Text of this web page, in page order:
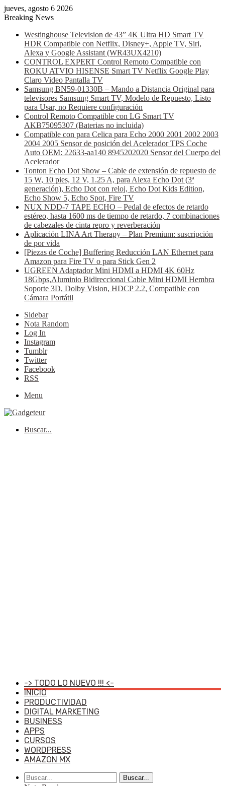
jueves, agosto 6 2026
Breaking News
Westinghouse Television de 43” 4K Ultra HD Smart TV
HDR Compatible con Netflix, Disney+, Apple TV, Siri,
Alexa y Google Assistant (WR43UX4210)
CONTROL EXPERT Control Remoto Compatible con
ROKU ATVIO HISENSE Smart TV Netflix Google Play
Claro Video Pantalla TV
Samsung BN59-01330B – Mando a Distancia Original para
televisores Samsung Smart TV, Modelo de Repuesto, Listo
para Usar, no Requiere configuración
Control Remoto Compatible con LG Smart TV
AKB75095307 (Baterias no incluida)
Compatible con para Celica para Echo 2000 2001 2002 2003
2004 2005 Sensor de posición del Acelerador TPS Coche
Auto OEM: 22633-aa140 8945202020 Sensor del Cuerpo del
Acelerador
Tonton Echo Dot Show – Cable de extensión de repuesto de
15 W, 10 pies, 12 V, 1.25 A, para Alexa Echo Dot (3ª
generación), Echo Dot con reloj, Echo Dot Kids Edition,
Echo Show 5, Echo Spot, Fire TV
NUX NDD-7 TAPE ECHO – Pedal de efectos de retardo
estéreo, hasta 1600 ms de tiempo de retardo, 7 combinaciones
de cabezales de cinta repro y reverberación
Aplicación LINA Art Therapy – Plan Premium: suscripción
de por vida
[Piezas de Coche] Buffering Reducción LAN Ethernet para
Amazon para Fire TV o para Stick Gen 2
UGREEN Adaptador Mini HDMI a HDMI 4K 60Hz
18Gbps,Aluminio Bidireccional Cable Mini HDMI Hembra
Soporte 3D, Dolby Vision, HDCP 2.2, Compatible con
Cámara Portátil
Sidebar
Nota Random
Log In
Instagram
Tumblr
Twitter
Facebook
RSS
Menu
Buscar...
-> TODO LO NUEVO !!! <-
INICIO
PRODUCTIVIDAD
DIGITAL MARKETING
BUSINESS
APPS
CURSOS
WORDPRESS
AMAZON MX
Buscar...